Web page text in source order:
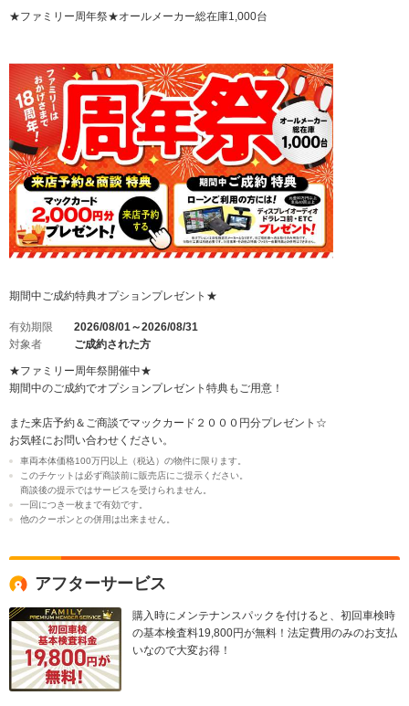
★ファミリー周年祭★オールメーカー総在庫1,000台
期間中ご成約特典オプションプレゼント★
有効期限
2026/08/01～2026/08/31
対象者
ご成約された方
★ファミリー周年祭開催中★
期間中のご成約でオプションプレゼント特典もご用意！
また来店予約＆ご商談でマックカード２０００円分プレゼント☆
お気軽にお問い合わせください。
車両本体価格100万円以上（税込）の物件に限ります。
このチケットは必ず商談前に販売店にご提示ください。
商談後の提示ではサービスを受けられません。
一回につき一枚まで有効です。
他のクーポンとの併用は出来ません。
アフターサービス
購入時にメンテナンスパックを付けると、初回車検時
の基本検査料19,800円が無料！法定費用のみのお支払
いなので大変お得！